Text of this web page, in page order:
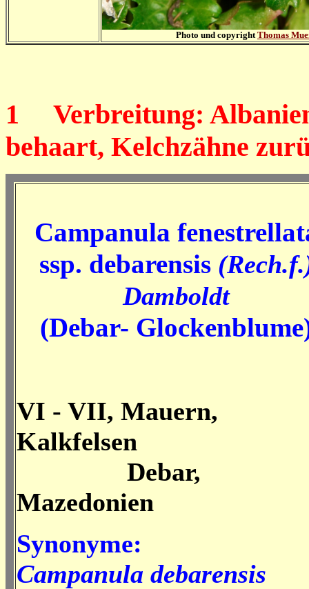
Photo und copyrightThomas
1 Verbreitung:
behaart, Kelchzähne
Campanula
ssp. debarensis
Damboldt
(Debar-
VI - VII, Mauern,
Kalkfelsen
Debar,
Mazedonien
Synonyme:
Campanula debarensis